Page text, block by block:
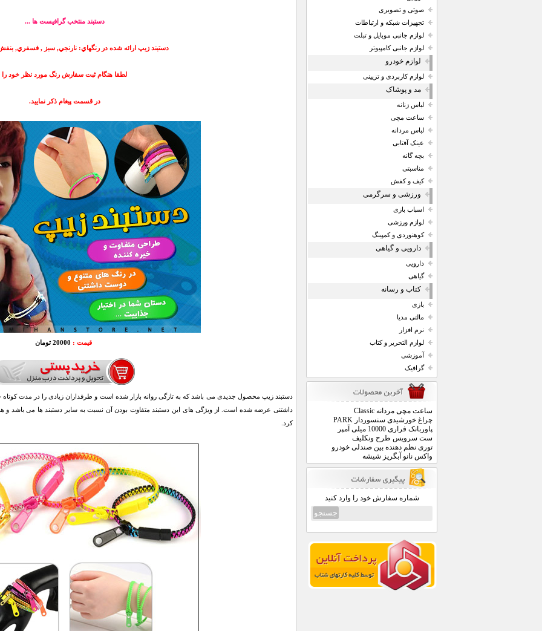
صوتی و تصویری
تجهیزات شبکه و ارتباطات
لوازم جانبی موبایل و تبلت
لوازم جانبی کامپیوتر
لوازم خودرو
لوازم کاربردی و تزیینی
مد و پوشاک
لباس زنانه
ساعت مچی
لباس مردانه
عینک آفتابی
بچه گانه
مناسبتی
کیف و کفش
ورزشی و سرگرمی
اسباب بازی
لوازم ورزشی
کوهنوردی و کمپینگ
دارویی و گیاهی
دارویی
گیاهی
کتاب و رسانه
بازی
مالتی مدیا
نرم افزار
لوازم التحریر و کتاب
آموزشی
گرافیک
ساعت مچی مردانه Classic
چراغ خورشیدی سنسوردار PARK
پاوربانک فراری 10000 میلی آمپر
ست سرویس طرح ونکلیف
توری نظم دهنده بین صندلی خودرو
واکس نانو آبگریز شیشه
شماره سفارش خود را وارد کنید
دستبند منتخب گرافيست ها ...
دستبند زيپ ارائه شده در رنگهاي: نارنجي, سبز , فسفري,
لطفا هنگام ثبت سفارش رنگ مورد نظر خود را
در قسمت پيغام ذكر نماييد.
قیمت : 20000 تومان
دستبند زیپ محصول جدیدی می باشد که به تازگی روانه بازار شده است و طرفداران زیادی را در مدت
داشتنی عرضه شده است. از ویژگی های این دستبند متفاوت بودن آن نسبت به سایر دستبند ها می باشد و
کرد.